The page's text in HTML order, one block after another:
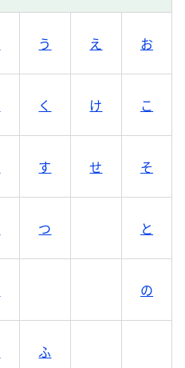
う え お
く け こ
す せ そ
つ と
の
ふ